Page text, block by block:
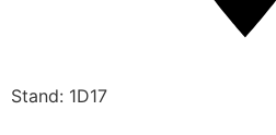
Stand: 1D17